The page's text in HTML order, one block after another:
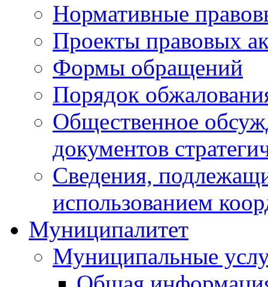
Нормативные
Проекты правовых
Формы обращений
Порядок
Общественное
документов
Сведения,
использованием
Муниципалитет
Муниципальные